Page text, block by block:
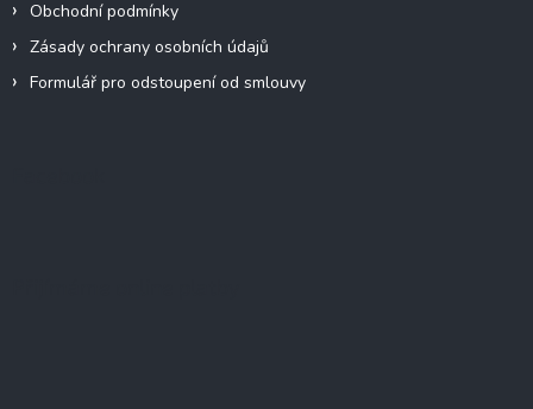
Obchodní podmínky
Zásady ochrany osobních údajů
Formulář pro odstoupení od smlouvy